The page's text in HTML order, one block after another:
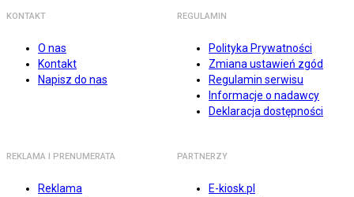
KONTAKT
O nas
Kontakt
Napisz do nas
REGULAMIN
Polityka Prywatności
Zmiana ustawień zgód
Regulamin serwisu
Informacje o nadawcy
Deklaracja dostępności
REKLAMA I PRENUMERATA
Reklama
PARTNERZY
E-kiosk.pl